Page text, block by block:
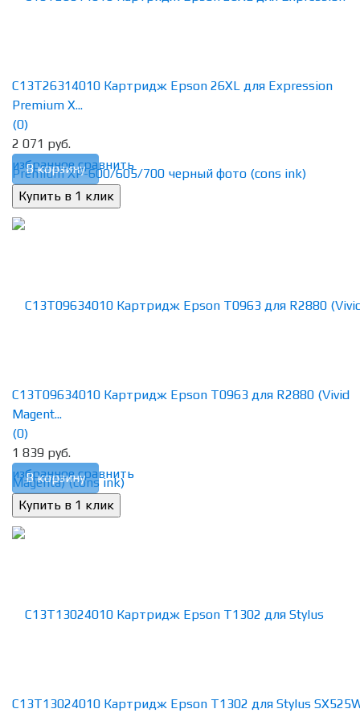
избранное сравнить
C13T26314010 Картридж Epson 26XL для Expression
Premium X...
(0)
2 071 руб.
В корзину
избранное сравнить
C13T09634010 Картридж Epson T0963 для R2880 (Vivid
Magent...
(0)
1 839 руб.
В корзину
C13T13024010 Картридж Epson T1302 для Stylus